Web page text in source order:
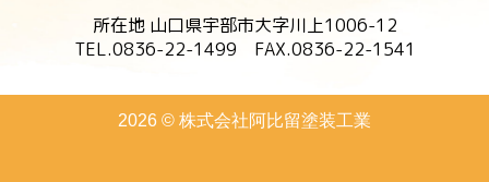
所在地 山口県宇部市大字川上1006-12
TEL.0836-22-1499 FAX.0836-22-1541
2026 © 株式会社阿比留塗装工業